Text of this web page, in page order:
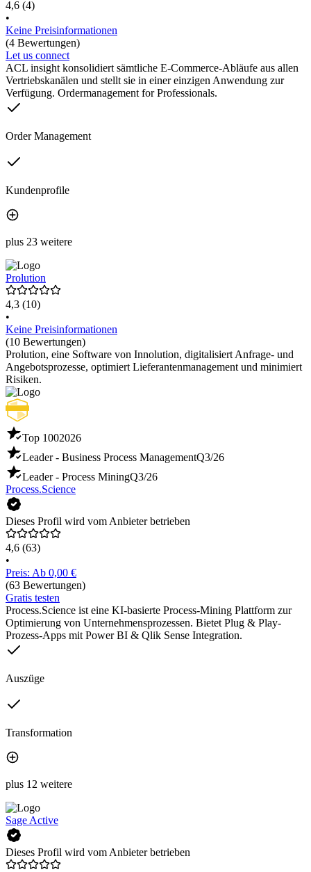
4,6 (4)
•
Keine Preisinformationen
(4 Bewertungen)
Let us connect
ACL insight konsolidiert sämtliche E-Commerce-Abläufe aus allen
Vertriebskanälen und stellt sie in einer einzigen Anwendung zur
Verfügung. Ordermanagement for Professionals.
Order Management
Kundenprofile
plus 23 weitere
Prolution
4,3 (10)
•
Keine Preisinformationen
(10 Bewertungen)
Prolution, eine Software von Innolution, digitalisiert Anfrage- und
Angebotsprozesse, optimiert Lieferantenmanagement und minimiert
Risiken.
Top 1002026
Leader - Business Process ManagementQ3/26
Leader - Process MiningQ3/26
Process.Science
Dieses Profil wird vom Anbieter betrieben
4,6 (63)
•
Preis: Ab 0,00 €
(63 Bewertungen)
Gratis testen
Process.Science ist eine KI-basierte Process-Mining Plattform zur
Optimierung von Unternehmensprozessen. Bietet Plug & Play-
Prozess-Apps mit Power BI & Qlik Sense Integration.
Auszüge
Transformation
plus 12 weitere
Sage Active
Dieses Profil wird vom Anbieter betrieben